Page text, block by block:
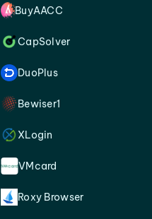
BuyAACC
CapSolver
DuoPlus
Bewiser1
XLogin
VMcard
Roxy Browser